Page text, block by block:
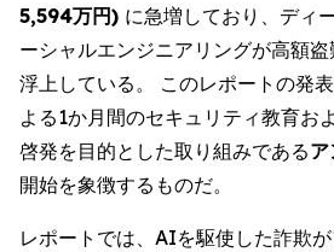
5,594万円) に急増しており、ディ
ーシャルエンジニアリングが高額
浮上している。 このレポートの発
よる1か月間のセキュリティ教育お
啓発を目的とした取り組みであるア
開始を象徴するものだ。
レポートでは、AIを駆使した詐欺